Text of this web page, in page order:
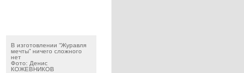
В изготовлении “Журавля
мечты” ничего сложного
нет
Фото: Денис
КОЖЕВНИКОВ